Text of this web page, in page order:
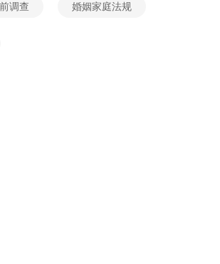
网友提问
调查 婚姻家庭法规